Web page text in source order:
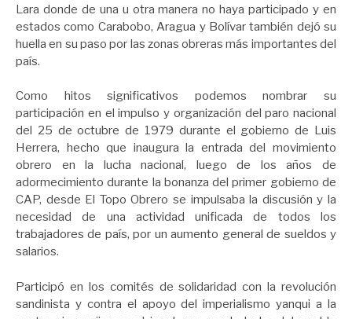
Lara donde de una u otra manera no haya participado y en
estados como Carabobo, Aragua y Bolívar también dejó su
huella en su paso por las zonas obreras más importantes del
país.
Como hitos significativos podemos nombrar su
participación en el impulso y organización del paro nacional
del 25 de octubre de 1979 durante el gobierno de Luis
Herrera, hecho que inaugura la entrada del movimiento
obrero en la lucha nacional, luego de los años de
adormecimiento durante la bonanza del primer gobierno de
CAP, desde El Topo Obrero se impulsaba la discusión y la
necesidad de una actividad unificada de todos los
trabajadores de país, por un aumento general de sueldos y
salarios.
Participó en los comités de solidaridad con la revolución
sandinista y contra el apoyo del imperialismo yanqui a la